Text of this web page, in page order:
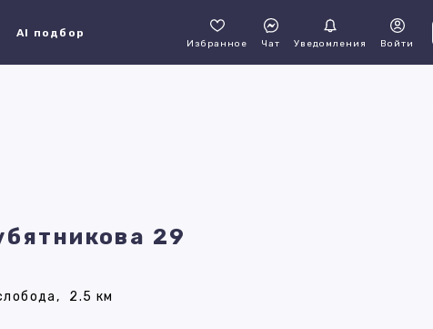
AI подбор
Избранное Чат Уведомления Войти
29
2.5 км